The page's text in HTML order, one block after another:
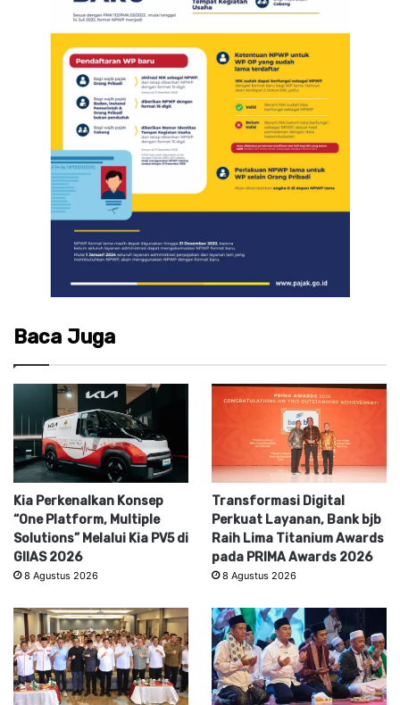
Baca Juga
Kia Perkenalkan Konsep
“One Platform, Multiple
Solutions” Melalui Kia PV5 di
GIIAS 2026
8 Agustus 2026
Transformasi Digital
Perkuat Layanan, Bank bjb
Raih Lima Titanium Awards
pada PRIMA Awards 2026
8 Agustus 2026